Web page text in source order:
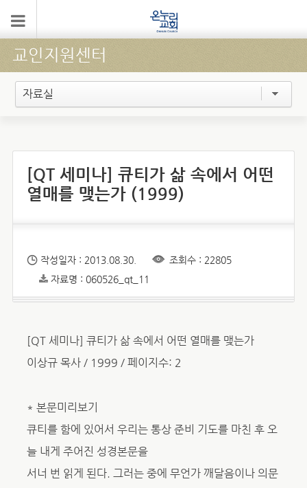
교인지원센터
자료실
[QT 세미나] 큐티가 삶 속에서 어떤
열매를 맺는가 (1999)
작성일자 : 2013.08.30.
조회수 : 22805
자료명 : 060526_qt_11
[QT 세미나] 큐티가 삶 속에서 어떤 열매를 맺는가
이상규 목사 / 1999 / 페이지수: 2
* 본문미리보기
큐티를 함에 있어서 우리는 통상 준비 기도를 마친 후 오
늘 내게 주어진 성경본문을
서너 번 읽게 된다. 그러는 중에 무언가 깨달음이나 의문